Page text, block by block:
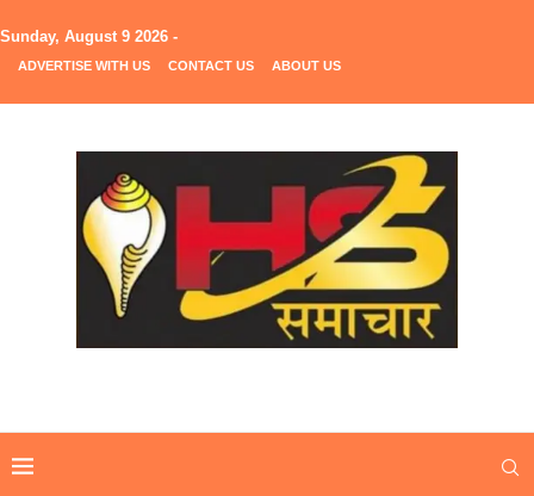
Sunday, August 9 2026 -
ADVERTISE WITH US CONTACT US ABOUT US